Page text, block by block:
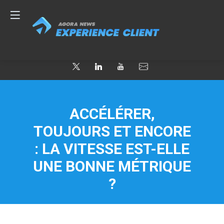
ACCÉLÉRER,
TOUJOURS ET ENCORE
: LA VITESSE EST-ELLE
UNE BONNE MÉTRIQUE
?